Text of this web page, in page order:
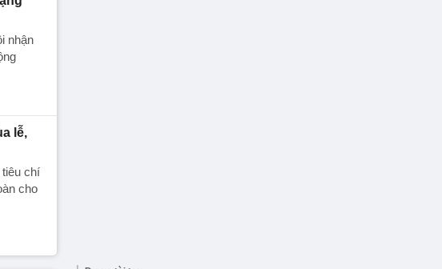
nhận
lễ,
chí
cho